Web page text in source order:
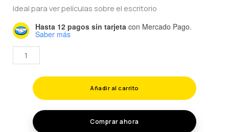
Ideal para ver películas sobre el escritorio
Hasta 12 pagos sin tarjetacon Mercado Pago.
Saber más
ROBOT
CASE
SAMSUNG
cantidad
Añadir al carrito
Comprar ahora